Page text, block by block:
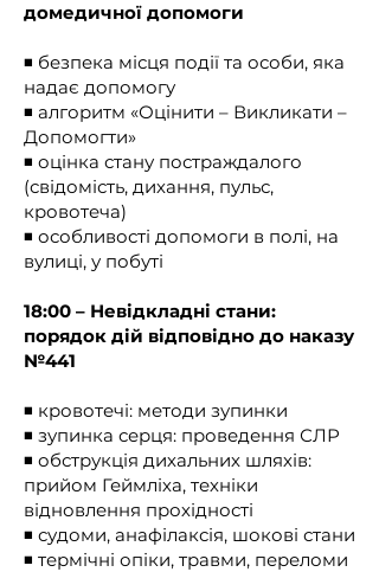
невідкладні дії та організаційні
заходи, спрямовані на врятування
та збереження життя людини у
невідкладному стані та мінімізацію
наслідків впливу такого стану на її
здоров’я, що здійснюються на місці
події особами, які не мають
медичної освіти, але за своїми
службовими обов’язками повинні
володіти основними практичними
навичками з рятування та
збереження життя людини, яка
та відповідно до закону
зобов’язані здійснювати такі дії та
заходи;
5) екстрена медична допомога –
медична допомога, яка полягає у
здійсненні працівниками системи
домедичної допомоги
◾️ безпека місця події та особи, яка
надає допомогу
◾️ алгоритм «Оцінити – Викликати –
Допомогти»
◾️ оцінка стану постраждалого
(свідомість, дихання, пульс,
кровотеча)
◾️ особливості допомоги в полі, на
вулиці, у побуті
18:00 – Невідкладні стани:
порядок дій відповідно до наказу
№441
◾️ кровотечі: методи зупинки
◾️ зупинка серця: проведення СЛР
◾️ обструкція дихальних шляхів:
прийом Геймліха, техніки
відновлення прохідності
◾️ судоми, анафілаксія, шокові стани
◾️ термічні опіки, травми, переломи